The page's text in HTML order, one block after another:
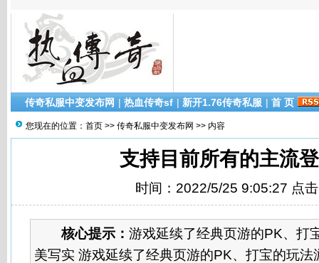
传奇私服中变发布网 | 热血传奇sf | 新开1.76传奇私服 | 首 页
您现在的位置： 首页 >> 传奇私服中变发布网 >> 内容
支持目前所有的主流
时间：2022/5/25 9:05:27 点
核心提示： 游戏延续了经典页游的PK、打
美写实 游戏延续了经典页游的PK、打宝的玩法